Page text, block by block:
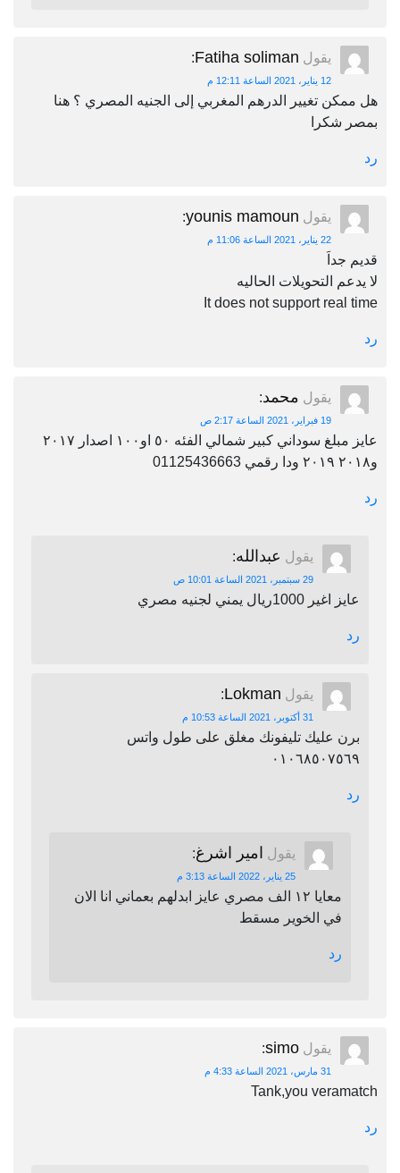
يقول Fatiha soliman
:
12 يناير، 2021 الساعة 12:11 م
هل ممكن تغيير الدرهم المغربي إلى الجنيه المصري ؟ هنا
بمصر شكرا
رد
يقول younis mamoun
:
22 يناير، 2021 الساعة 11:06 م
قديم جداَ
لا يدعم التحويلات الحاليه
It does not support real time
رد
يقول محمد:
19 فبراير، 2021 الساعة 2:17 ص
عايز مبلغ سوداني كبير شمالي الفئه ٥٠ او١٠٠ اصدار ٢٠١٧
و٢٠١٨ ٢٠١٩ ودا رقمي 01125436663
رد
يقول عبدالله:
29 سبتمبر، 2021 الساعة 10:01 ص
عايز اغير 1000ريال يمني لجنيه مصري
رد
يقول Lokman
:
31 أكتوبر، 2021 الساعة 10:53 م
برن عليك تليفونك مغلق على طول واتس
٠١٠٦٨٥٠٧٥٦٩
رد
يقول امير اشرغ:
25 يناير، 2022 الساعة 3:13 م
معايا ١٢ الف مصري عايز ابدلهم بعماني انا الان
في الخوير مسقط
رد
يقول simo
:
31 مارس، 2021 الساعة 4:33 م
Tank,you veramatch
رد